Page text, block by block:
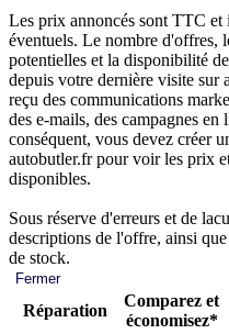
Les prix annoncés sont TTC et
éventuels. Le nombre d'offres,
potentielles et la disponibilité
depuis votre dernière visite sur
reçu des communications
des e-mails, des campagnes
conséquent, vous devez créer
autobutler.fr pour voir les prix
disponibles.
Sous réserve d'erreurs et de
descriptions de l'offre, ainsi
de stock.
Fermer
Réparation
Comparez et
économisez*